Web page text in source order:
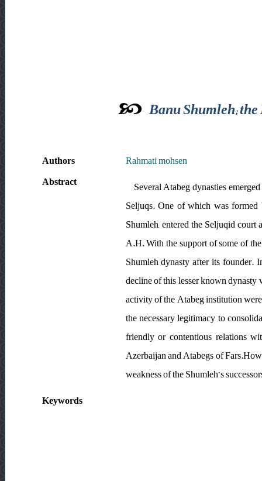
Banu Shumleh;
Authors
Rahmati mohsen
Abstract
Several Atabeg dynasties
Seljuqs. One of which was
Shumleh, entered the Seljuqid
A.H. With the support of some of
Shumleh dynasty after its founder.
decline of this lesser known
activity of the Atabeg institution
the necessary legitimacy to
friendly or contentious relations
Azerbaijan and Atabegs of
weakness of the Shumleh’s
Keywords